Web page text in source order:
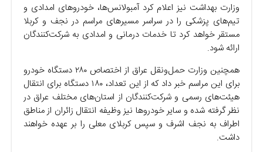
وزارت بهداشت نیز اعلام کرد آمبولانس‌ها، خودروهای امدادی و
تیم‌های پزشکی را در سراسر مسیرهای مراسم در نجف و کربلا
مستقر خواهد کرد تا خدمات درمانی و امدادی به شرکت‌کنندگان
ارائه شود.
همچنین وزارت حمل‌ونقل عراق از اختصاص ۲۸۰ دستگاه خودرو
برای این مراسم خبر داد که از این تعداد، ۱۸۰ دستگاه برای انتقال
هیئت‌های رسمی و شرکت‌کنندگان از استان‌های مختلف عراق در
نظر گرفته شده و سایر خودروها نیز وظیفه انتقال زائران از مناطق
اطراف به نجف اشرف و سپس کربلای معلی را بر عهده خواهند
داشت.